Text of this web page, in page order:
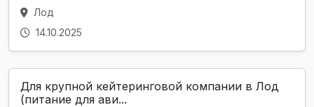
Лод
14.10.2025
Для крупной кейтеринговой компании в Лод
(питание для ави...